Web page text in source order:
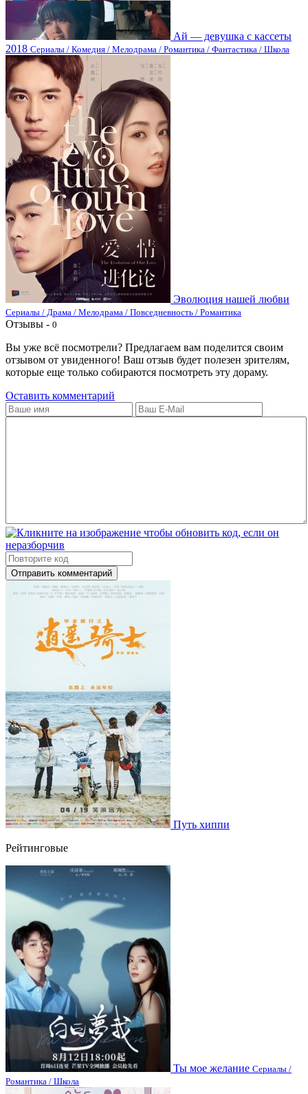
Ай — девyшка с кассеты
2018 Сериалы / Комедия / Мелодрама / Романтика / Фантастика / Школа
Эволюция нашей любви
Сериалы / Драма / Мелодрама / Повседневность / Романтика
Отзывы - 0
Вы уже всё посмотрели? Предлагаем вам поделится своим
отзывом от увиденного! Ваш отзыв будет полезен зрителям,
которые еще только собираются посмотреть эту дораму.
Оставить комментарий
Отправить комментарий
Путь хиппи
Рейтинговые
Ты мое желание Сериалы /
Романтика / Школа